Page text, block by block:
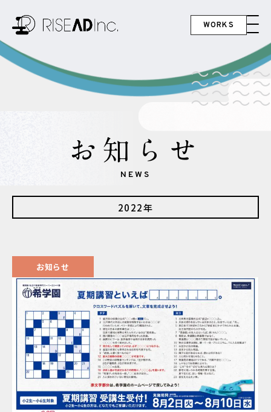
WORKS
お知らせ
NEWS
2022年
お知らせ